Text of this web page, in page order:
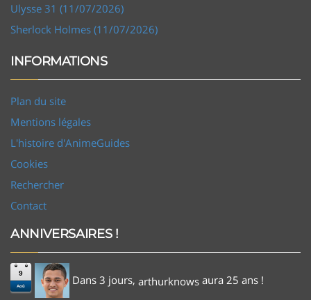
Ulysse 31 (11/07/2026)
Sherlock Holmes (11/07/2026)
INFORMATIONS
Plan du site
Mentions légales
L'histoire d'AnimeGuides
Cookies
Rechercher
Contact
ANNIVERSAIRES !
9
Aoû Dans 3 jours, arthurknows aura 25 ans !